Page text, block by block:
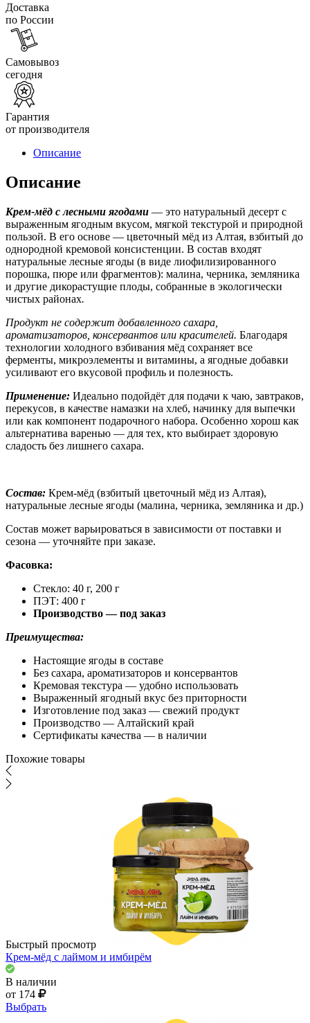
Доставка
по России
Самовывоз
сегодня
Гарантия
от производителя
Описание
Описание
Крем-мёд с лесными ягодами — это натуральный десерт с
выраженным ягодным вкусом, мягкой текстурой и природной
пользой. В его основе — цветочный мёд из Алтая, взбитый до
однородной кремовой консистенции. В состав входят
натуральные лесные ягоды (в виде лиофилизированного
порошка, пюре или фрагментов): малина, черника, земляника
и другие дикорастущие плоды, собранные в экологически
чистых районах.
Продукт не содержит добавленного сахара,
ароматизаторов, консервантов или красителей. Благодаря
технологии холодного взбивания мёд сохраняет все
ферменты, микроэлементы и витамины, а ягодные добавки
усиливают его вкусовой профиль и полезность.
Применение: Идеально подойдёт для подачи к чаю, завтраков,
перекусов, в качестве намазки на хлеб, начинку для выпечки
или как компонент подарочного набора. Особенно хорош как
альтернатива варенью — для тех, кто выбирает здоровую
сладость без лишнего сахара.
Состав: Крем-мёд (взбитый цветочный мёд из Алтая),
натуральные лесные ягоды (малина, черника, земляника и др.)
Состав может варьироваться в зависимости от поставки и
сезона — уточняйте при заказе.
Фасовка:
Стекло: 40 г, 200 г
ПЭТ: 400 г
Производство — под заказ
Преимущества:
Настоящие ягоды в составе
Без сахара, ароматизаторов и консервантов
Кремовая текстура — удобно использовать
Выраженный ягодный вкус без приторности
Изготовление под заказ — свежий продукт
Производство — Алтайский край
Сертификаты качества — в наличии
Похожие товары
Быстрый просмотр
Крем-мёд с лаймом и имбирём
В наличии
от 174
Выбрать